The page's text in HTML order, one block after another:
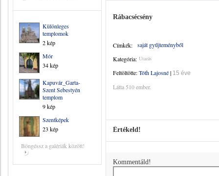
Különleges
templomok
2 kép
Mór
34 kép
Kapuvár_Garta-
Szent Sebestyén
templom
9 kép
Szentképek
23 kép
Böngéssz a galériák között!
Rábacsécsény
Címkék:
saját gyűjteményből
Kategória: Utazás
Feltöltötte:Tóth Lajosné| 15 éve
Látta 510 ember.
Értékeld!
Kommentáld!